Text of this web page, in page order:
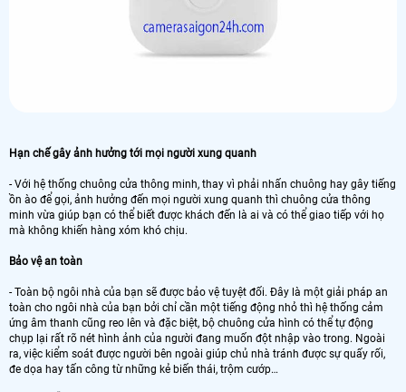
Hạn chế gây ảnh hưởng tới mọi người xung quanh
- Với hệ thống chuông cửa thông minh, thay vì phải nhấn chuông hay gây tiếng
ồn ào để gọi, ảnh hưởng đến mọi người xung quanh thì chuông cửa thông
minh vừa giúp bạn có thể biết được khách đến là ai và có thể giao tiếp với họ
mà không khiến hàng xóm khó chịu.
Bảo vệ an toàn
- Toàn bộ ngôi nhà của bạn sẽ được bảo vệ tuyệt đối. Đây là một giải pháp an
toàn cho ngôi nhà của bạn bởi chỉ cần một tiếng động nhỏ thì hệ thống cảm
ứng âm thanh cũng reo lên và đặc biệt, bộ chuông cửa hình có thể tự động
chụp lại rất rõ nét hình ảnh của người đang muốn đột nhập vào trong. Ngoài
ra, việc kiểm soát được người bên ngoài giúp chủ nhà tránh được sự quấy rối,
đe dọa hay tấn công từ những kẻ biến thái, trộm cướp…